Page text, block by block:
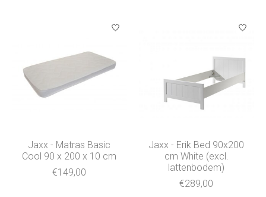
Jaxx - Matras Basic
Cool 90 x 200 x 10 cm
€149,00
Jaxx - Erik Bed 90x200
cm White (excl.
lattenbodem)
€289,00